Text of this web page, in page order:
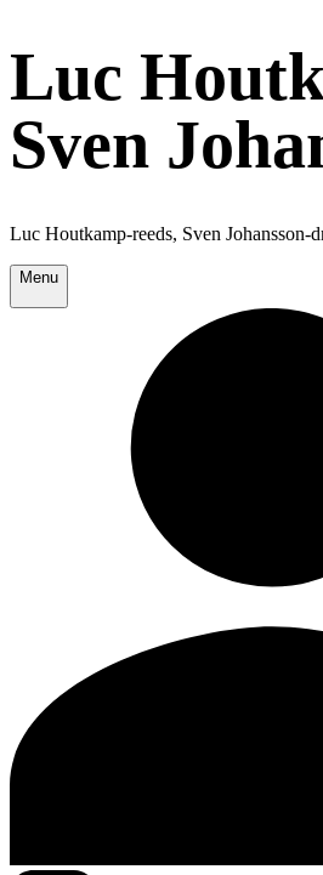
Luc
Sven
Luc Houtkamp-reeds, Sven Johansson-
Menu